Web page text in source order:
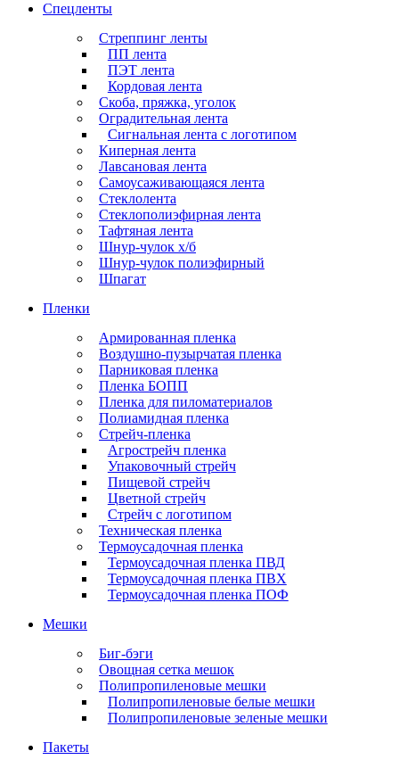
Спецленты
Стреппинг ленты
ПП лента
ПЭТ лента
Кордовая лента
Скоба, пряжка, уголок
Оградительная лента
Сигнальная лента с логотипом
Киперная лента
Лавсановая лента
Самоусаживающаяся лента
Стеклолента
Стеклополиэфирная лента
Тафтяная лента
Шнур-чулок х/б
Шнур-чулок полиэфирный
Шпагат
Пленки
Армированная пленка
Воздушно-пузырчатая пленка
Парниковая пленка
Пленка БОПП
Пленка для пиломатериалов
Полиамидная пленка
Стрейч-пленка
Агрострейч пленка
Упаковочный стрейч
Пищевой стрейч
Цветной стрейч
Стрейч с логотипом
Техническая пленка
Термоусадочная пленка
Термоусадочная пленка ПВД
Термоусадочная пленка ПВХ
Термоусадочная пленка ПОФ
Мешки
Биг-бэги
Овощная сетка мешок
Полипропиленовые мешки
Полипропиленовые белые мешки
Полипропиленовые зеленые мешки
Пакеты